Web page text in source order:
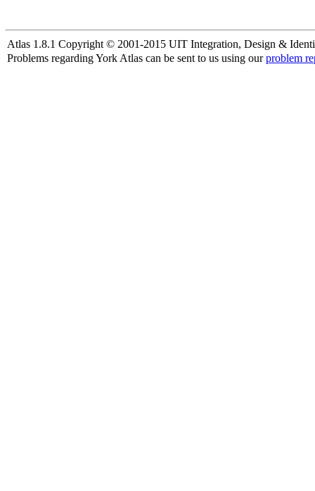
Atlas 1.8.1 Copyright © 2001-2015 UIT Integration, Design &
Problems regarding York Atlas can be sent to us using ourproblem